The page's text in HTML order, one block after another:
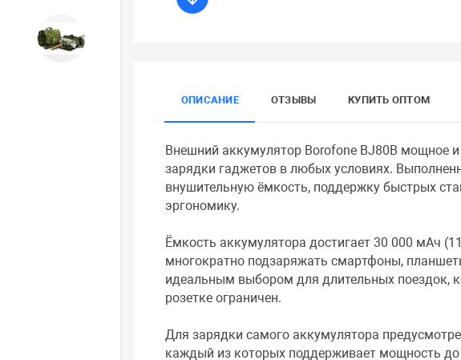
ОПИСАНИЕ ОТЗЫВЫ КУПИТЬ ОПТОМ
Внешний аккумулятор Borofone BJ80B мощное
зарядки гаджетов в любых условиях.
внушительную ёмкость, поддержку быстрых
эргономику.
Ёмкость аккумулятора достигает 30 000 мАч
многократно подзаряжать смартфоны,
идеальным выбором для длительных поездок,
розетке ограничен.
Для зарядки самого аккумулятора
каждый из которых поддерживает мощность до